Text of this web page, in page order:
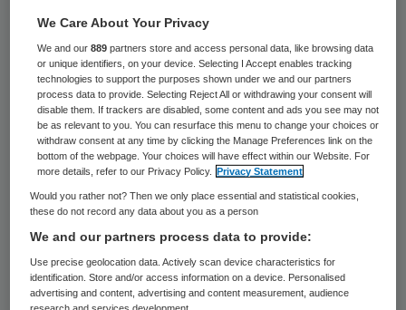
Jos de Beer is bij zijn afscheid als directeur
van GGZ Nederland donderdag benoemd
tot Ridder in de Orde van Oranje-Nassau.
We Care About Your Privacy
We and our889 partners store and access personal data, like browsing data
or unique identifiers, on your device. Selecting I Accept enables tracking
technologies to support the purposes shown under we and our partners
process data to provide. Selecting Reject All or withdrawing your consent will
disable them. If trackers are disabled, some content and ads you see may not
be as relevant to you. You can resurface this menu to change your choices or
withdraw consent at any time by clicking the Manage Preferences link on the
bottom of the webpage. Your choices will have effect within our Website. For
more details, refer to our Privacy Policy.
Privacy Statement
Would you rather not? Then we only place essential and statistical cookies,
these do not record any data about you as a person
We and our partners process data to provide:
Use precise geolocation data. Actively scan device characteristics for
identification. Store and/or access information on a device. Personalised
advertising and content, advertising and content measurement, audience